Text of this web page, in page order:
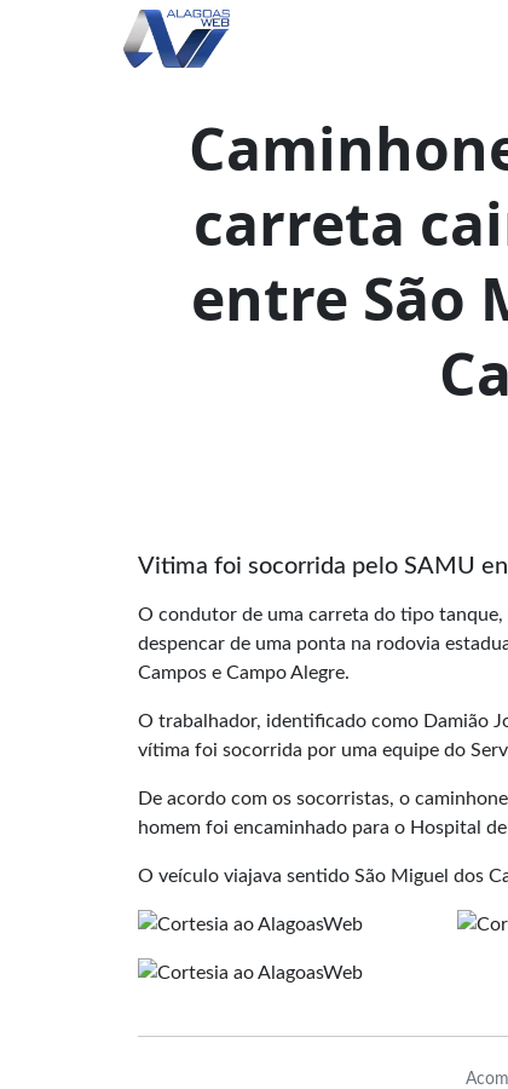
carreta
entre São
Vitima foi socorrida pelo SAMU
O condutor de uma carreta do tipo
despencar de uma ponta na rodovia
Campos e Campo Alegre.
O trabalhador, identificado como Damião
vítima foi socorrida por uma equipe do
De acordo com os socorristas, o
homem foi encaminhado para o Hospital
O veículo viajava sentido São Miguel dos